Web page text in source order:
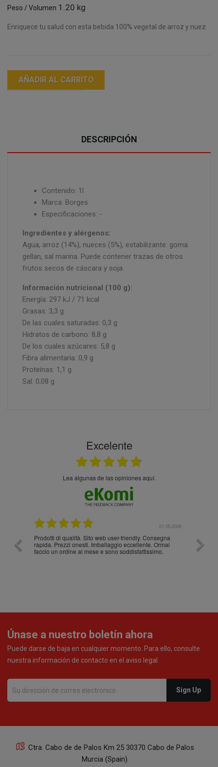
Peso / Volumen 1.20 kg
Enriquece tu salud con esta bebida 100% vegetal de arroz y nuez.
AÑADIR AL CARRITO
DESCRIPCIÓN
Contenido: 1l
Marca: Borges
Especificaciones: -
Ingredientes y alérgenos:
Agua, arroz (14%), nueces (5%), estabilizante: goma
gellan, sal marina. Puede contener trazas de otros
frutos secos de cáscara y soja.
Información nutricional (100 g):
Energía: 297 kJ / 71 kcal
Grasas: 3,3 g
De las cuales saturadas: 0,3 g
Hidratos de carbono: 8,8 g
De los cuales azúcares: 5,8 g
Fibra alimentaria: 0,9 g
Proteínas: 1,1 g
Sal: 0,08 g
Excelente
Lea algunas de las opiniones aquí.
21.05.2026
Prodotti di qualità. Sito web user-friendly. Consegna
rapida. Prezzi onesti. Imballaggio eccellente. Ormai
faccio un ordine al mese e sono soddisfattissimo.
10/10
Únase a nuestro boletín ahora
Puede darse de baja en cualquier momento. Para ello, consulte
nuestra información de contacto en el aviso legal.
Ctra. Cabo de de Palos Km 25 30370 Cabo de Palos
Murcia (Spain)